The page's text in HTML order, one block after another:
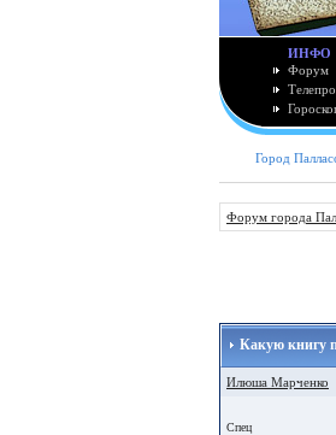
ИНФО
Форум
Город
Форум города
Какую книгу
Илюша Марченко
Спец